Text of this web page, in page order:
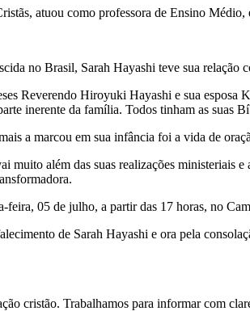
atuou como professora de Ensino
no Brasil, Sarah Hayashi teve sua
Reverendo Hiroyuki Hayashi e sua esposa
inerente da família. Todos tinham as suas
a marcou em sua infância foi a vida de
muito além das suas realizações ministeriais
feira, 05 de julho, a partir das 17 horas, no
de Sarah Hayashi e ora pela
cristão. Trabalhamos para informar com